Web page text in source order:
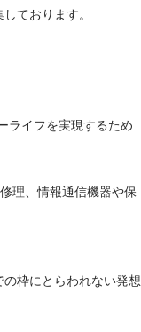
ております。
ライフを実現するため
理、情報通信機器や保
枠にとらわれない発想